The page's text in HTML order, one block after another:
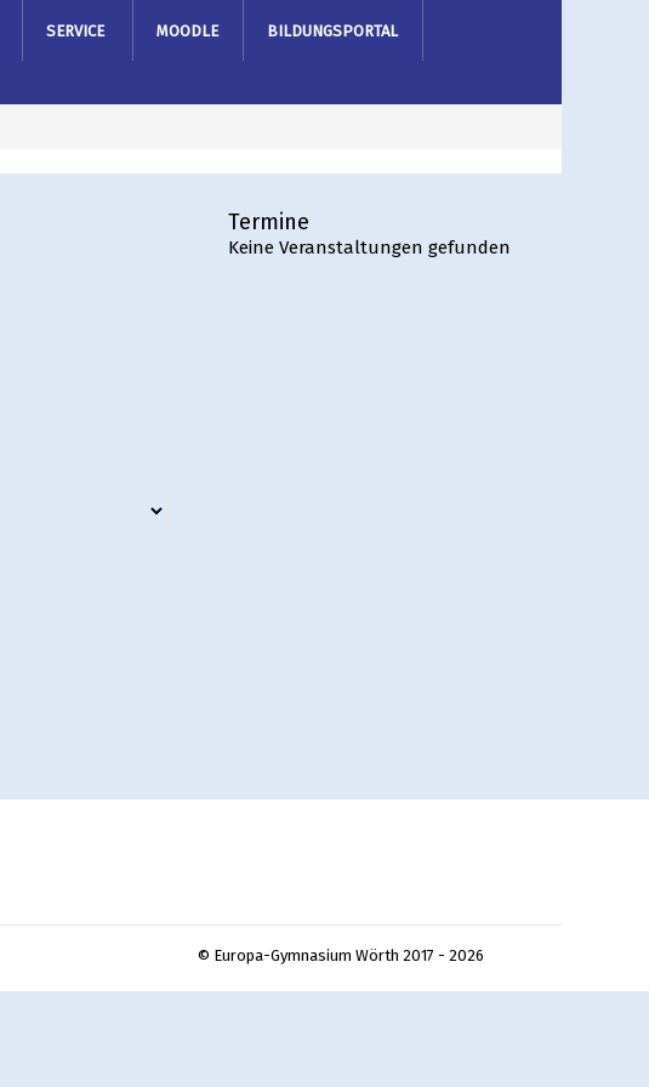
SERVICE MOODLE BILDUNGSPORTAL
Termine
Keine Veranstaltungen gefunden
© Europa-Gymnasium Wörth 2017 - 2026